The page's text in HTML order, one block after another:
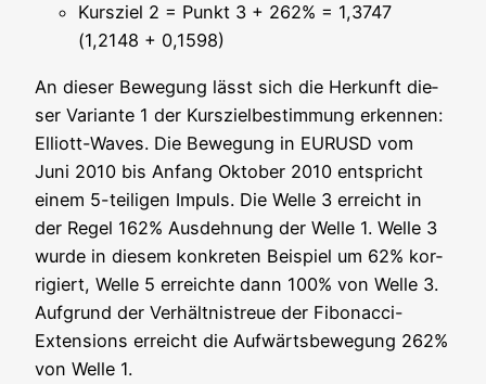
Kurs­ziel 2 = Punkt 3 + 262% = 1,3747
(1,2148 + 0,1598)
An die­ser Bewe­gung lässt sich die Her­kunft die­
ser Vari­an­te 1 der Kurs­ziel­be­stim­mung erken­nen:
Elliott-Waves. Die Bewe­gung in EURUSD vom
Juni 2010 bis Anfang Okto­ber 2010 ent­spricht
einem 5-teil­i­gen Impuls. Die Wel­le 3 erreicht in
der Regel 162% Aus­deh­nung der Wel­le 1. Wel­le 3
wur­de in die­sem kon­kre­ten Bei­spiel um 62% kor­
ri­giert, Wel­le 5 erreich­te dann 100% von Wel­le 3.
Auf­grund der Ver­hält­nis­treue der Fibo­nac­ci-
Exten­si­ons erreicht die Auf­wärts­be­we­gung 262%
von Wel­le 1.